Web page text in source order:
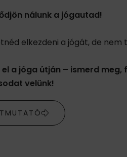
nálunk a jógautad!
elkezdeni a jógát, de nem
el a jóga útján – ismerd
velünk!